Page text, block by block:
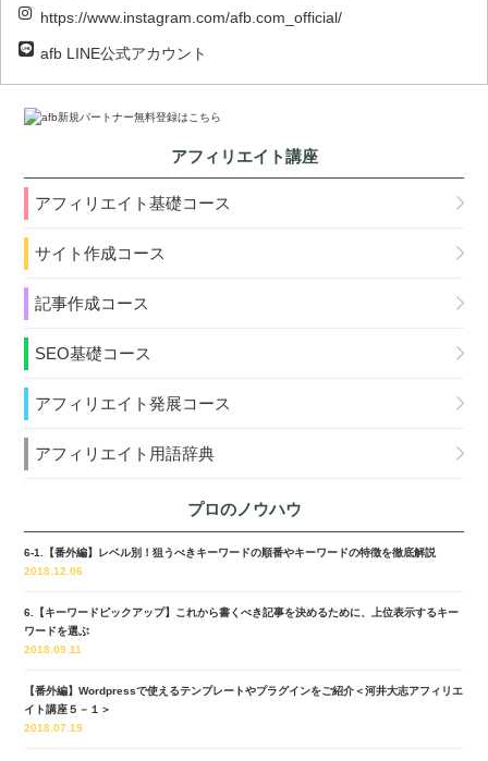
https://www.instagram.com/afb.com_official/
afb LINE公式アカウント
アフィリエイト講座
アフィリエイト基礎コース
サイト作成コース
記事作成コース
SEO基礎コース
アフィリエイト発展コース
アフィリエイト用語辞典
プロのノウハウ
6-1.【番外編】レベル別！狙うべきキーワードの順番やキーワードの特徴を徹底解説
2018.12.06
6.【キーワードピックアップ】これから書くべき記事を決めるために、上位表示するキー
ワードを選ぶ
2018.09.11
【番外編】Wordpressで使えるテンプレートやプラグインをご紹介＜河井大志アフィリエ
イト講座５－１＞
2018.07.19